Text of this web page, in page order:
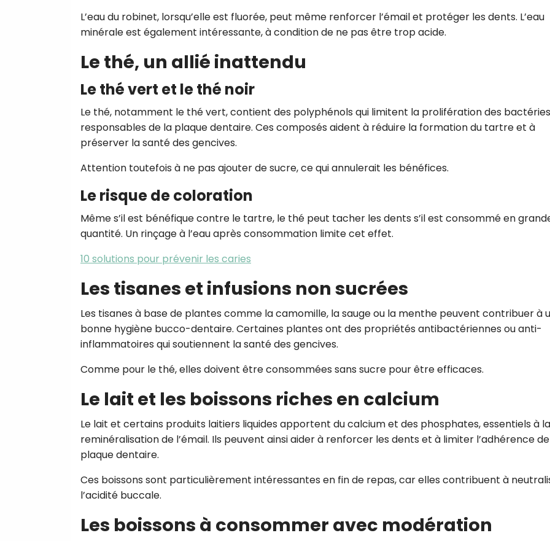
L’eau du robinet, lorsqu’elle est fluorée, peut même renforcer l’émail et protéger les dents. L’eau
minérale est également intéressante, à condition de ne pas être trop acide.
Le thé, un allié inattendu
Le thé vert et le thé noir
Le thé, notamment le thé vert, contient des polyphénols qui limitent la prolifération des bactéries
responsables de la plaque dentaire. Ces composés aident à réduire la formation du tartre et à
préserver la santé des gencives.
Attention toutefois à ne pas ajouter de sucre, ce qui annulerait les bénéfices.
Le risque de coloration
Même s’il est bénéfique contre le tartre, le thé peut tacher les dents s’il est consommé en
quantité. Un rinçage à l’eau après consommation limite cet effet.
10 solutions pour prévenir les caries
Les tisanes et infusions non sucrées
Les tisanes à base de plantes comme la camomille, la sauge ou la menthe peuvent contribuer à
bonne hygiène bucco-dentaire. Certaines plantes ont des propriétés antibactériennes ou anti-
inflammatoires qui soutiennent la santé des gencives.
Comme pour le thé, elles doivent être consommées sans sucre pour être efficaces.
Le lait et les boissons riches en calcium
Le lait et certains produits laitiers liquides apportent du calcium et des phosphates, essentiels à la
reminéralisation de l’émail. Ils peuvent ainsi aider à renforcer les dents et à limiter l’adhérence
plaque dentaire.
Ces boissons sont particulièrement intéressantes en fin de repas, car elles contribuent à
l’acidité buccale.
Les boissons à consommer avec modération